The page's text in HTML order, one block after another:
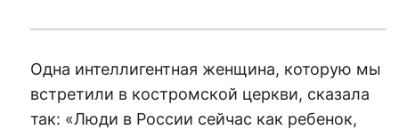
Одна интеллигентная женщина, которую мы
встретили в костромской церкви, сказала
так: «Люди в России сейчас как ребенок,